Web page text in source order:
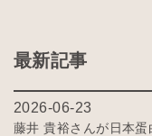
最新記事
2026-06-23
藤井 貴裕さんが日本